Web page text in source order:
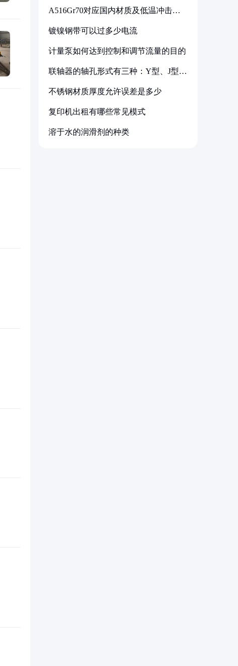
A516Gr70对应国内材质及低温冲击要
镀镍钢带可以过多少电流
计量泵如何达到控制和调节流量的目的
联轴器的轴孔形式有三种：Y型、J型、
不锈钢材质厚度允许误差是多少
复印机出租有哪些常见模式
溶于水的润滑剂的种类